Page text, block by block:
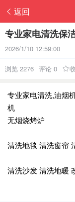
返回
专业家电清洗保
2026/1/10 12:59:00
浏览 2276 评论 0
专业家电清洗,油烟
机
无烟烧烤炉
清洗地毯 清洗窗帘
清洗沙发 清洗地暖